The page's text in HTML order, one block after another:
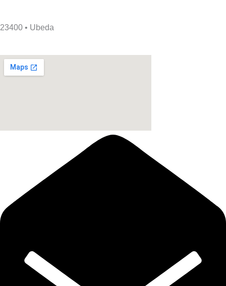
23400 • Ubeda